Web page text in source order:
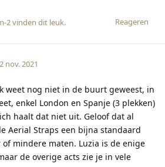
Reageren
2vinden dit leuk.
2 nov. 2021
weet nog niet in de buurt geweest, in
enkel London en Spanje (3 plekken)
haalt dat niet uit. Geloof dat al
Aerial Straps een bijna standaard
mindere maten. Luzia is de enige
de overige acts zie je in vele